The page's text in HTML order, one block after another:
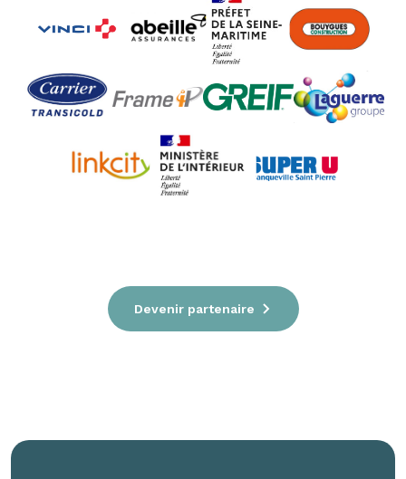
Devenir partenaire